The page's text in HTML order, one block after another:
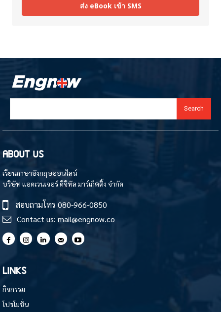
ส่ง eBook เข้า SMS
Search
ABOUT US
เรียนภาษาอังกฤษออนไลน์
บริษัท แอดเวนเจอร์ ดิจิทัล มาร์เก็ตติ้ง จำกัด
สอบถามโทร 080-966-0850
Contact us: mail@engnow.co
LINKS
กิจกรรม
โปรโมชั่น